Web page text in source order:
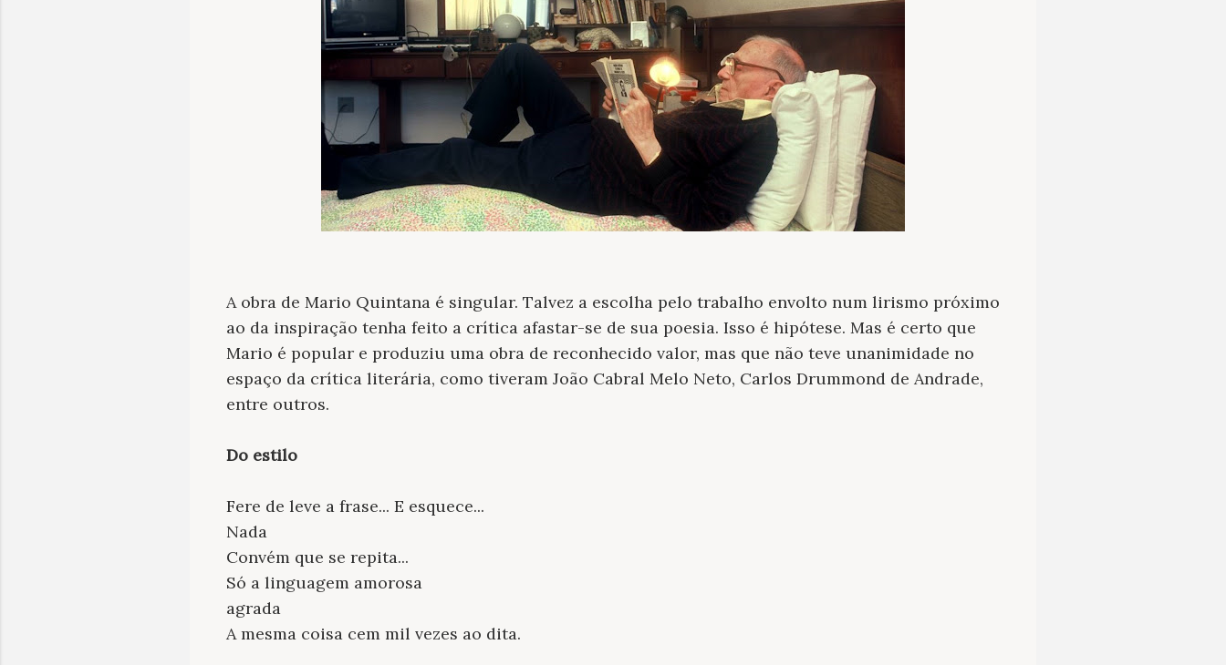
A obra de Mario Quintana é singular. Talvez a escolha pelo trabalho envolto num lirismo próximo
ao da inspiração tenha feito a crítica afastar-se de sua poesia. Isso é hipótese. Mas é certo que
Mario é popular e produziu uma obra de reconhecido valor, mas que não teve unanimidade no
espaço da crítica literária, como tiveram João Cabral Melo Neto, Carlos Drummond de Andrade,
entre outros.
Do estilo
Fere de leve a frase... E esquece...
Nada
Convém que se repita...
Só a linguagem amorosa
agrada
A mesma coisa cem mil vezes ao dita.